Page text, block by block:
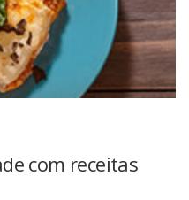
com receitas